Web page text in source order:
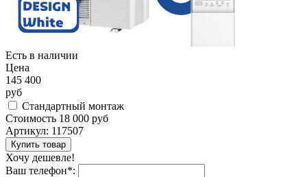
Есть в наличии
Цена
145 400
руб
Стандартный монтаж
Стоимость 18 000 руб
Артикул: 117507
Хочу дешевле!
Ваш телефон*: